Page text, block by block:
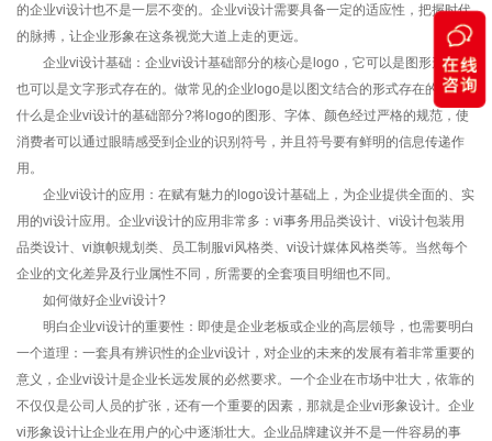
的企业vi设计也不是一层不变的。企业vi设计需要具备一定的适应性，把握时代
的脉搏，让企业形象在这条视觉大道上走的更远。
企业vi设计基础：企业vi设计基础部分的核心是logo，它可以是图形形式，
也可以是文字形式存在的。做常见的企业logo是以图文结合的形式存在的。那
什么是企业vi设计的基础部分?将logo的图形、字体、颜色经过严格的规范，使
消费者可以通过眼睛感受到企业的识别符号，并且符号要有鲜明的信息传递作
用。
企业vi设计的应用：在赋有魅力的logo设计基础上，为企业提供全面的、实
用的vi设计应用。企业vi设计的应用非常多：vi事务用品类设计、vi设计包装用
品类设计、vi旗帜规划类、员工制服vi风格类、vi设计媒体风格类等。当然每个
企业的文化差异及行业属性不同，所需要的全套项目明细也不同。
如何做好企业vi设计?
明白企业vi设计的重要性：即使是企业老板或企业的高层领导，也需要明白
一个道理：一套具有辨识性的企业vi设计，对企业的未来的发展有着非常重要的
意义，企业vi设计是企业长远发展的必然要求。一个企业在市场中壮大，依靠的
不仅仅是公司人员的扩张，还有一个重要的因素，那就是企业vi形象设计。企业
vi形象设计让企业在用户的心中逐渐壮大。企业品牌建议并不是一件容易的事